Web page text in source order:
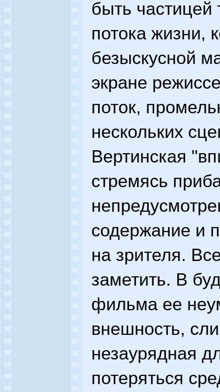
быть частицей
потока жизни,
безыскусной
экране
поток,
нескольких
Вертинская
стремясь
содержание и
на зрителя.
заметить. В
фильма ее
внешность,
незаурядная
потеряться